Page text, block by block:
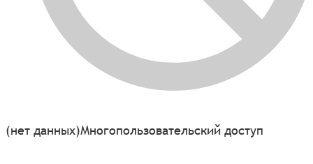
(нет данных)Многопользовательский доступ